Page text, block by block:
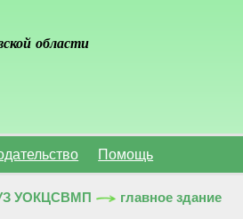
области
Помощь
УОКЦСВМП главное здание